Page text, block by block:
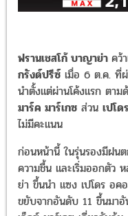
ฟรานเชสโก้ บาญาย่า คว้
กรังด์ปรีซ์ เมื่อ 6 ต.ค. ที่
นำตั้งแต่ผ่านโค้งแรก ตาม
มาร์ค มาร์เกซ ส่วน เปโ
ไม่มีคะแนน
ก่อนหน้านี้ ในรุ่นรองมีฝน
ความชื้น และเริ่มออกตัว
ย่า ขึ้นนำ แซง เปโดร อค
ขยับจากอันดับ 11ขึ้นมา